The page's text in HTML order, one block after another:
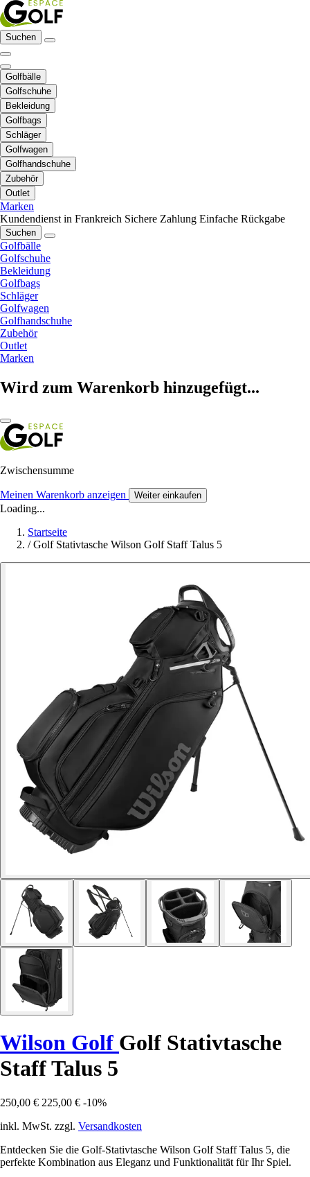
Suchen
Golfbälle
Golfschuhe
Bekleidung
Golfbags
Schläger
Golfwagen
Golfhandschuhe
Zubehör
Outlet
Marken
Kundendienst in Frankreich Sichere Zahlung Einfache Rückgabe
Suchen
Golfbälle
Golfschuhe
Bekleidung
Golfbags
Schläger
Golfwagen
Golfhandschuhe
Zubehör
Outlet
Marken
Wird zum Warenkorb hinzugefügt...
Zwischensumme
Meinen Warenkorb anzeigen Weiter einkaufen
Loading...
Startseite
/ Golf Stativtasche Wilson Golf Staff Talus 5
Wilson Golf Golf Stativtasche
Staff Talus 5
250,00 € 225,00 € -10%
inkl. MwSt. zzgl. Versandkosten
Entdecken Sie die Golf-Stativtasche Wilson Golf Staff Talus 5, die
perfekte Kombination aus Eleganz und Funktionalität für Ihr Spiel.